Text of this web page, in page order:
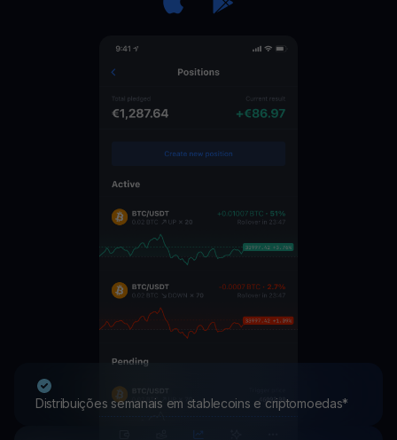
Distribuições semanais em stablecoins e criptomoedas*